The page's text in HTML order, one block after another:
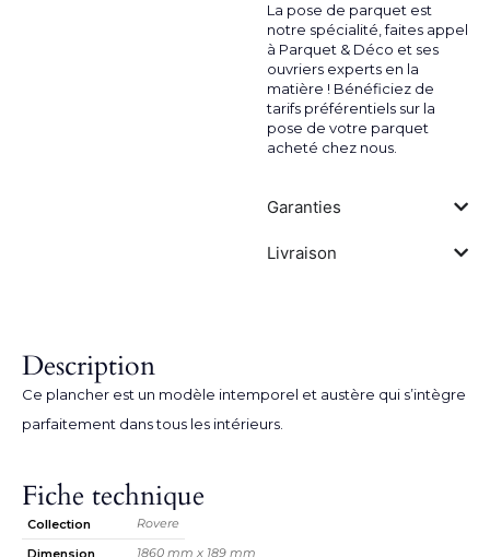
La pose de parquet est
notre spécialité, faites appel
à Parquet & Déco et ses
ouvriers experts en la
matière ! Bénéficiez de
tarifs préférentiels sur la
pose de votre parquet
acheté chez nous.
Garanties
Livraison
Description
Ce plancher est un modèle intemporel et austère qui s’intègre
parfaitement dans tous les intérieurs.
Fiche technique
Collection
Rovere
Dimension
1860 mm x 189 mm